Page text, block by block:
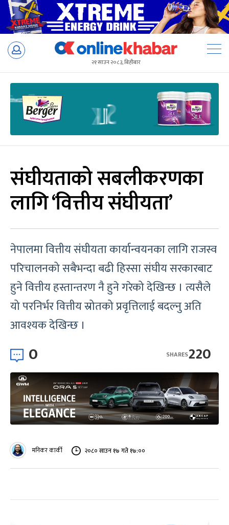
Skip
२१ साउन २०८३, बिहीबार
संघीयताको सबलीकरणका
लागि ‘वित्तीय संघीयता’
नेपालमा वित्तीय संघीयता कार्यान्वयनका लागि राजस्व
परिचालनको सबैभन्दा बढी हिस्सा संघीय सरकारबाट
हुने वित्तीय हस्तान्तरण नै हुने गरेको देखिन्छ । त्यसैले
यो परनिर्भर वित्तीय स्रोतको प्रवृत्तिलाई बदल्नु अति
आवश्यक देखिन्छ ।
0 220
SHARES
मनिकर कार्की २०८० साउन १७ गते १७:००